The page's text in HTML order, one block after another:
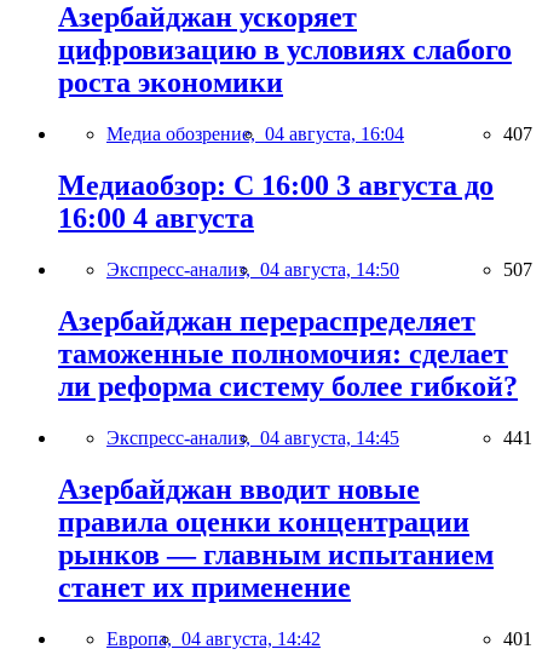
Азербайджан ускоряет
цифровизацию в условиях слабого
роста экономики
Медиа обозрение, 04 августа, 16:04 407
Медиаобзор: С 16:00 3 августа до
16:00 4 августа
Экспресс-анализ, 04 августа, 14:50 507
Азербайджан перераспределяет
таможенные полномочия: сделает
ли реформа систему более гибкой?
Экспресс-анализ, 04 августа, 14:45 441
Азербайджан вводит новые
правила оценки концентрации
рынков — главным испытанием
станет их применение
Европа, 04 августа, 14:42 401